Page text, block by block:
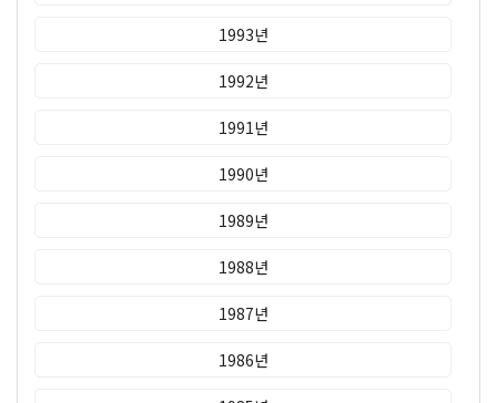
1993년
1992년
1991년
1990년
1989년
1988년
1987년
1986년